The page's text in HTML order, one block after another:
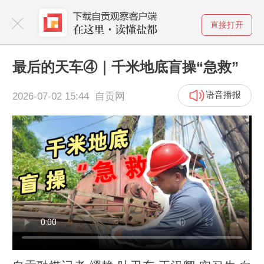
直接打开
最后的天车④｜千米地底盲操“急救”
2026-07-02 15:44 自贡网 语音播报